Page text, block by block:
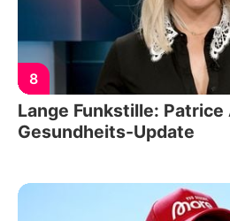
8
Lange Funkstille:
Gesundheits-Update